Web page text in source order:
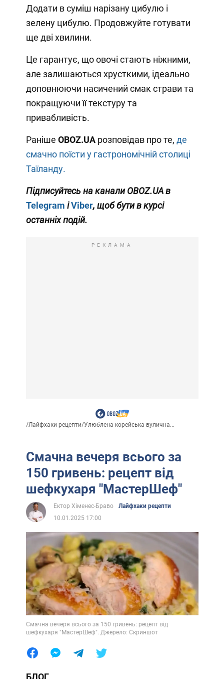
Додати в суміш нарізану цибулю і
зелену цибулю. Продовжуйте готувати
ще дві хвилини.
Це гарантує, що овочі стають ніжними,
але залишаються хрусткими, ідеально
доповнюючи насичений смак страви та
покращуючи її текстуру та
привабливість.
Раніше OBOZ.UA розповідав про те, де
смачно поїсти у гастрономічній столиці
Таїланду.
Підписуйтесь на канали OBOZ.UA в
Telegram іViber, щоб бути в курсі
останніх подій.
РЕКЛАМА
/Лайфхаки рецепти/Улюблена корейська вулична...
Смачна вечеря всього за
150 гривень: рецепт від
шефкухаря "МастерШеф"
Ектор Хіменес-Браво
Лайфхаки рецепти
10.01.2025 17:00
Смачна вечеря всього за 150 гривень: рецепт від
шефкухаря "МастерШеф". Джерело: Скриншот
БЛОГ